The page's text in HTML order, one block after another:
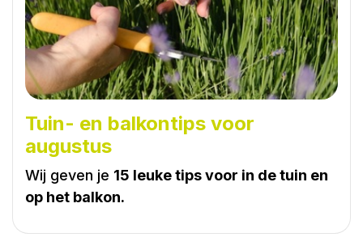
Tuin- en balkontips voor
augustus
Wij geven je 15 leuke tips voor in de tuin en
op het balkon.